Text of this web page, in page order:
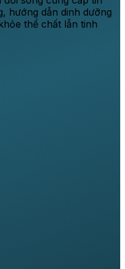
hướng dẫn dinh dưỡng
thể chất lẫn tinh